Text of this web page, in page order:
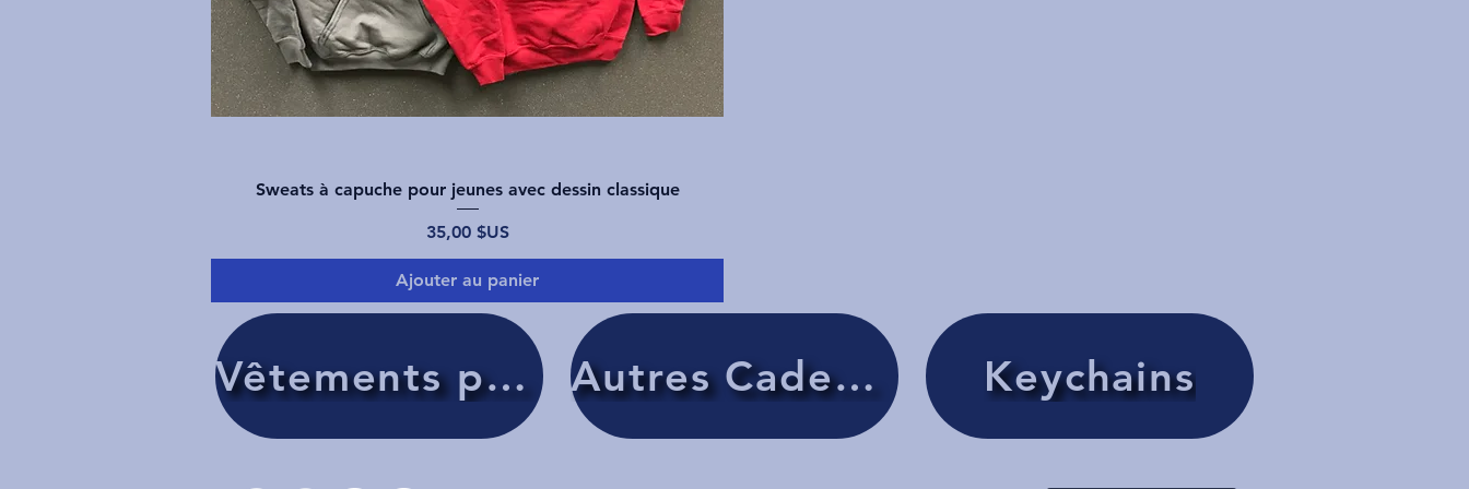
Aperçu rapide
Sweats à capuche pour jeunes avec dessin classique
Prix
35,00 $US
Ajouter au panier
Vêtements pour adultes Autres Cadeaux Keychains